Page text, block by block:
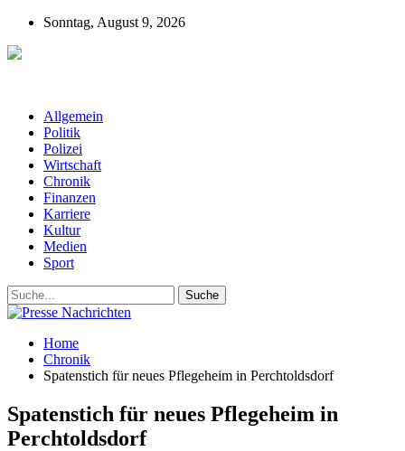
Sonntag, August 9, 2026
Allgemein
Politik
Polizei
Wirtschaft
Chronik
Finanzen
Karriere
Kultur
Medien
Sport
Home
Chronik
Spatenstich für neues Pflegeheim in Perchtoldsdorf
Spatenstich für neues Pflegeheim in
Perchtoldsdorf